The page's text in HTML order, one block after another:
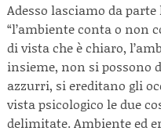
Adesso lasciamo da
“l’ambiente conta o non
di vista che è chiaro,
insieme, non si possono
azzurri, si ereditano gli
vista psicologico le due
delimitate. Ambiente ed